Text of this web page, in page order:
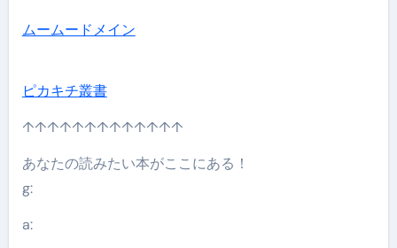
ムームードメイン
ピカキチ叢書
↑↑↑↑↑↑↑↑↑↑↑↑↑
あなたの読みたい本がここにある！
g:
a: